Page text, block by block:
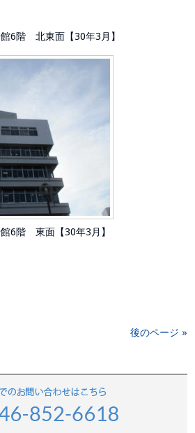
6階 北東面【30年3月】
6階 東面【30年3月】
後のページ »